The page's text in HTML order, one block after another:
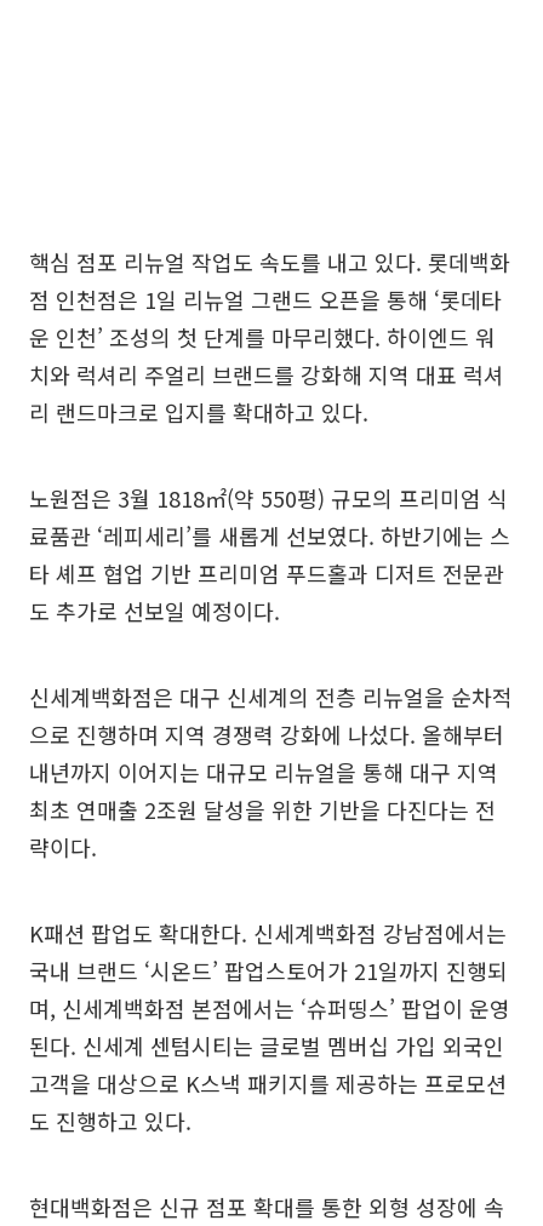
핵심 점포 리뉴얼 작업도 속도를 내고 있다. 롯데백화
점 인천점은 1일 리뉴얼 그랜드 오픈을 통해 ‘롯데타
운 인천’ 조성의 첫 단계를 마무리했다. 하이엔드 워
치와 럭셔리 주얼리 브랜드를 강화해 지역 대표 럭셔
리 랜드마크로 입지를 확대하고 있다.
노원점은 3월 1818㎡(약 550평) 규모의 프리미엄 식
료품관 ‘레피세리’를 새롭게 선보였다. 하반기에는 스
타 셰프 협업 기반 프리미엄 푸드홀과 디저트 전문관
도 추가로 선보일 예정이다.
신세계백화점은 대구 신세계의 전층 리뉴얼을 순차적
으로 진행하며 지역 경쟁력 강화에 나섰다. 올해부터
내년까지 이어지는 대규모 리뉴얼을 통해 대구 지역
최초 연매출 2조원 달성을 위한 기반을 다진다는 전
략이다.
K패션 팝업도 확대한다. 신세계백화점 강남점에서는
국내 브랜드 ‘시온드’ 팝업스토어가 21일까지 진행되
며, 신세계백화점 본점에서는 ‘슈퍼띵스’ 팝업이 운영
된다. 신세계 센텀시티는 글로벌 멤버십 가입 외국인
고객을 대상으로 K스낵 패키지를 제공하는 프로모션
도 진행하고 있다.
현대백화점은 신규 점포 확대를 통한 외형 성장에 속